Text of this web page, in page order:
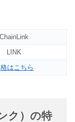
ChainLink
LINK
はこちら
ク）の特